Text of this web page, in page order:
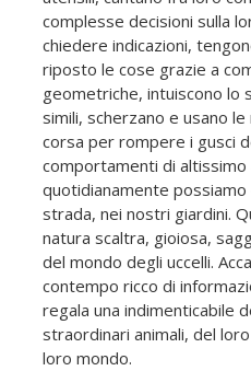
complesse decisioni sulla
chiedere indicazioni,
riposto le cose grazie a
geometriche, intuiscono lo
simili, scherzano e usano
corsa per rompere i gusci
comportamenti di altissimo
quotidianamente
strada, nei nostri giardini.
natura scaltra, gioiosa,
del mondo degli uccelli.
contempo ricco di
regala una indimenticabile
straordinari animali, del
loro mondo.